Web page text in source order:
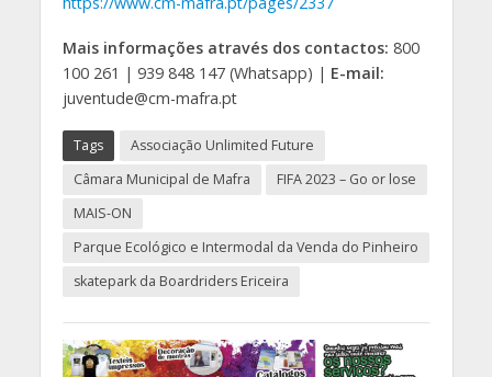
Mais informações através dos contactos: 800
100 261 | 939 848 147 (Whatsapp) | E-mail:
juventude@cm-mafra.pt
Tags
Associação Unlimited Future
Câmara Municipal de Mafra
FIFA 2023 – Go or lose
MAIS-ON
Parque Ecológico e Intermodal da Venda do Pinheiro
skatepark da Boardriders Ericeira